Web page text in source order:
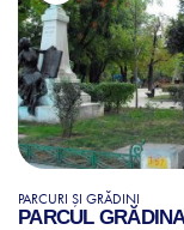
PARCURI ȘI GRĂDINI
PARCUL